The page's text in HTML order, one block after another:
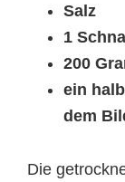
Salz
1
200
ein
dem
Die